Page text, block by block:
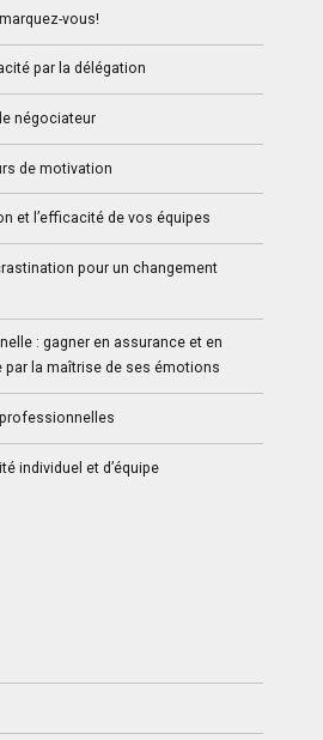
vous!
par la délégation
négociateur
de motivation
et l’efficacité de vos équipes
pour un changement
: gagner en assurance et en
par la maîtrise de ses émotions
individuel et d’équipe